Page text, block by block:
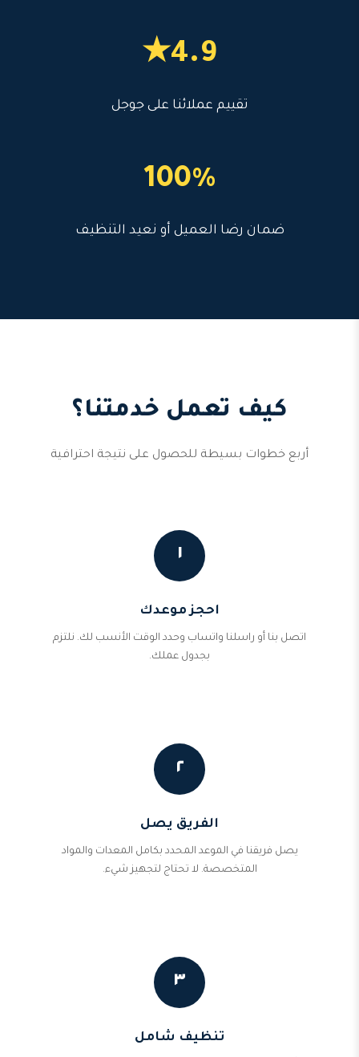
4.9★
تقييم عملائنا على جوجل
100%
ضمان رضا العميل أو نعيد التنظيف
كيف تعمل خدمتنا؟
أربع خطوات بسيطة للحصول على نتيجة احترافية
١
احجز موعدك
اتصل بنا أو راسلنا واتساب وحدد الوقت الأنسب لك. نلتزم
بجدول عملك.
٢
الفريق يصل
يصل فريقنا في الموعد المحدد بكامل المعدات والمواد
المتخصصة. لا تحتاج لتجهيز شيء.
٣
تنظيف شامل